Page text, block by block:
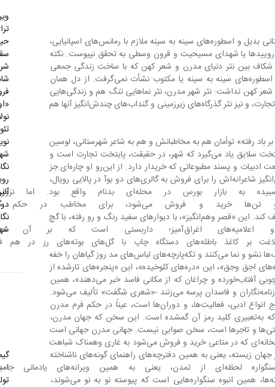
بی‌تردید رؤیای یونان جدید، یا دوران‌های باستانی بدیل و اسطوره‌های سینه‌ به‌ سینه ملازم با رمانس‌های اسپانیایی،
افسانه‌های عامیانه دروییدها یا شهدای مسیحیت و قرون وسطی به تحقق نپیوست. نکته
بین نثر دنیای مدرن و شعر کهن که با ساخت زندگی جمعی
اینهمانی داشت، از دوران‌های باستانی بدیل، اسطوره‌های سینه به سینه یا مکتوب نشأت نمی‌گرفت. از دل همان
چیزی نشأت می‌گرفت که ظاهرا میانه خوبی با شعر کهن نداشت: نثر شهر مدرن، نثر نماهایی تنگ هم و زندگی‌هایی
در چاردیواری؛ که در عین حال نثر معابد طلا و تجارت، و نیز نثر گذرگاه‌های زیر‌زمینی و گنداب‌های چندش‌انگیز آنها هم
باد رفته» توأمان هم به مخاطبانش و هم به شاعر شهرستانی، لوسین
دو روبامپر می‌آموزد. شاعر در بدو ورود به پایتخت سلایق یاد می‌گیرد که شهر، در حقیقت، پایتخت تجارت است و
شعر در چنین جایی تابعی است از قوانین صنعت ادبیات و پسند مطبوعاتی که خریدار دارد. از این‌رو او چاره‌ای جز
این نداشت که «مارگریت»، ثمره الهامات خیال‌انگیز شاعرانه‌اش را برای فروش به گالری‌های دو بوآ در پالایی رویال،
به کپر چندش‌انگیزی ببرد که چسبیده به بازار بورس در
زیر‌زمینی، به جایی که ایده‌ها و تن‌ها خرید ‌و‌ فروش
کم‌و‌بیش متفاوت با اشعار تغزلی لوسین را کشف کند. این «قصر وهم‌انگیز»، با دیوارهای سفید رنگ‌ و ‌رو‌ رفته، با گچ
لکه لکه، با نقاشی قدیمی و اعلامیه‌های اغراق‌آمیز؛
گیاه‌شناسی» می‌روید، جایی‌که گل‌های بلاغت بر کاغذ باطله‌های دستگاه چاپ با گل‌های
می‌روند، جایی‌که اطلاعیه‌ها در میان شاخ و برگ‌ها نشو و نما می‌کنند و تکه‌پارچه‌های لباس‌های مد روز گیاهان را خفه
می‌کنند، این مغازه‌های «کلاه زنانه، مملو از کلاه‌های اجق وجق»، این «دره‌های کلوخیده»، این «پنجره‌های تارشده از
باران و گرد و غبار»، این «جمهوری دکه‌های چوبی آفتاب‌خورده و چراغان که از مکانی فاسد خبر می‌دهند»، همین
محلی که در آن بورس‌بازان، سیاستمداران، روزنامه‌نگاران و فاسدان پرسه می‌زنند -«شعری شگفت» تألیف می‌شود.
ولی این شعر شورشی که سنگ‌بنای آن امتزاج انواع ادبی، فعالیت‌ها، و دوران‌ها است، عیناً در حکم فرم مدرن
شعری درون‌ماندگار در جهان زیسته‌ای است که به‌تعبیری کلید رمز آن گمشده است. این سخن که جهان مدرن،
همان جهان تیره و تار عقلانی دانشمندان، دولتی‌ها و تاجرها است، سخن صوابی نیست. جهانی مدرن جهانی است
که در آن هر چیز با چیز دیگری می‌آمیزد، تجارتخانه‌ای که در متاعی خرید و فروش می‌شود به غاری وهمناک شباهت
پیدا می‌کند، علائم تبلیغاتی به شعر و رمزی از جهان زیسته، یعنی به همین دفترچه‌های راهنمای‌ گونه‌های ناشناخته
نباتات، یعنی به همین تکه‌تکه‌های سنگواره لحظه‌ای از تمدن، یعنی
می‌شوند. جهان مدرن همین کوه عظیم ویرانه‌ها، همین انبوه سنگواره‌هایی است که پیوسته نو به نو می‌شوند،